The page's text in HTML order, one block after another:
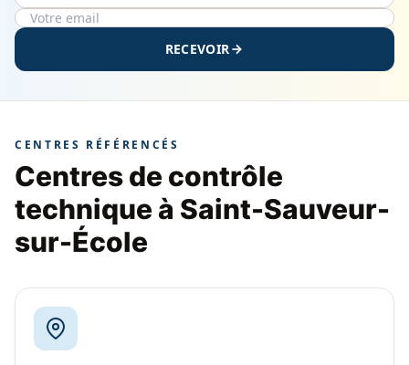
RECEVOIR
CENTRES RÉFÉRENCÉS
Centres de contrôle
technique à Saint-Sauveur-
sur-École